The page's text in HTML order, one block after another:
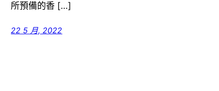
所預備的香 […]
22 5 月, 2022